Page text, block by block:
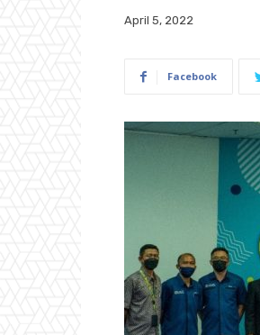
April 5, 2022
Facebook